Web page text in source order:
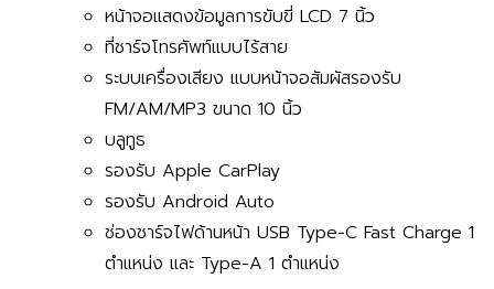
หน้าจอแสดงข้อมูลการขับขี่ LCD 7 นิ้ว
ที่ชาร์จโทรศัพท์แบบไร้สาย
ระบบเครื่องเสียง แบบหน้าจอสัมผัสรองรับ
FM/AM/MP3 ขนาด 10 นิ้ว
บลูทูธ
รองรับ Apple CarPlay
รองรับ Android Auto
ช่องชาร์จไฟด้านหน้า USB Type-C Fast Charge 1
ตำแหน่ง และ Type-A 1 ตำแหน่ง